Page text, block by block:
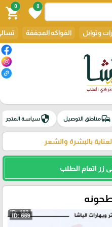
0
favorite
0
shopping_cart
وتوابل الفواكه المجففة
commuteمناطق التوصيل securityسياسة المتجر
بالبشرة والشعر
زر اتمام الطلب